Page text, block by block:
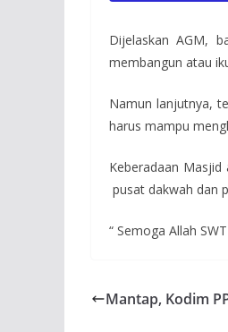
Dijelaskan AGM,
membangun atau
Namun lanjutnya,
harus mampu
Keberadaan
pusat dakwah dan
“ Semoga Allah
Mantap, Kodim